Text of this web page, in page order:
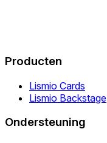
Producten
Lismio Cards
Lismio Backstage
Ondersteuning